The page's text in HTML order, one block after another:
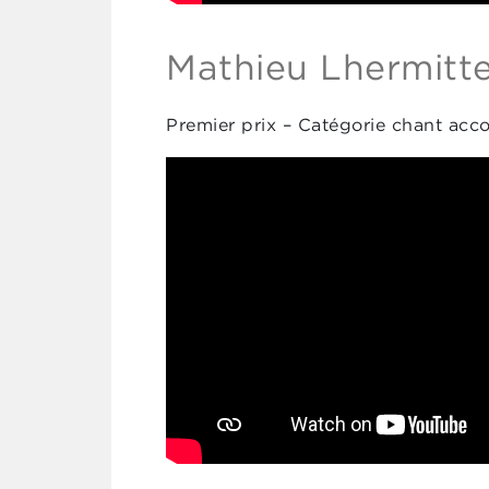
Mathieu
Premier prix – Catégorie chant